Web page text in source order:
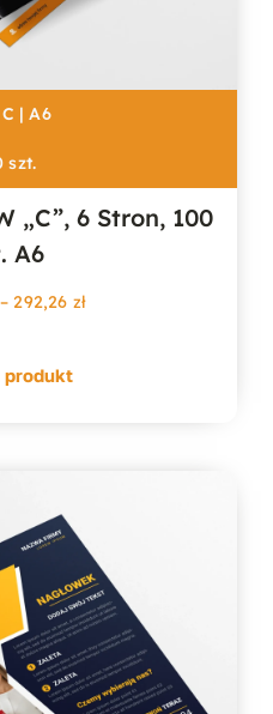
| A6
szt.
„c”, 6 Stron, 100
A6
– 292,26 złZakres
produkt